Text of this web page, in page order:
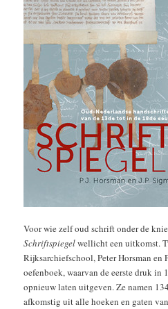
Voor wie zelf oud schrift onder de
Schriftspiegelwellicht een uitkomst.
Rijksarchiefschool, Peter Horsman en
oefenboek, waarvan de eerste druk in
opnieuw laten uitgeven. Ze namen
afkomstig uit alle hoeken en gaten